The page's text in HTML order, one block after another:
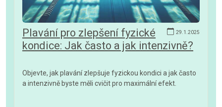
29.1.2025
Plavání pro zlepšení fyzické
kondice: Jak často a jak intenzivně?
Objevte, jak plavání zlepšuje fyzickou kondici a jak často
a intenzivně byste měli cvičit pro maximální efekt.